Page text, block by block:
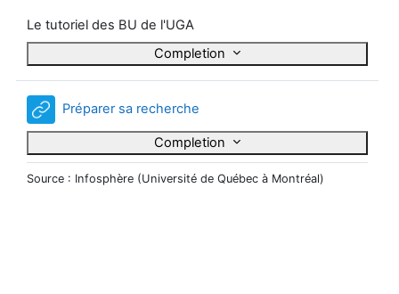
Completion
Le tutoriel des BU de l'UGA
Préparer sa recherche
Completion
Source : Infosphère (Université de Québec à Montréal)